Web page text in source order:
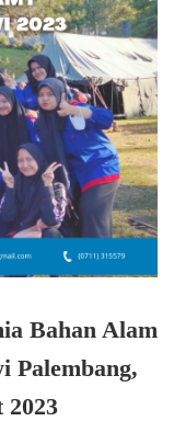
Bahan Alam
Palembang,
2023